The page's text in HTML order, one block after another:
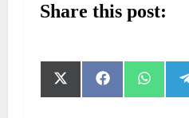
Share this post: